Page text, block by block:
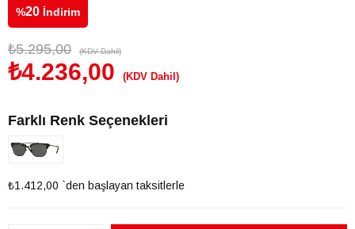
%20 İndirim
₺5.295,00 (KDV Dahil)
₺4.236,00 (KDV Dahil)
Farklı Renk Seçenekleri
₺1.412,00 `den başlayan taksitlerle